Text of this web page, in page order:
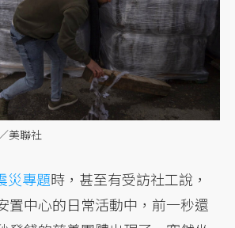
美聯社
災專題時，甚至有受訪社工說，
置中心的日常活動中，前一秒還